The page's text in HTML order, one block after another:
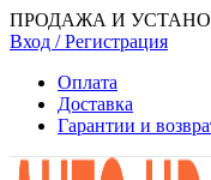
ПРОДАЖА И
Вход / Регистрация
Оплата
Доставка
Гарантии и